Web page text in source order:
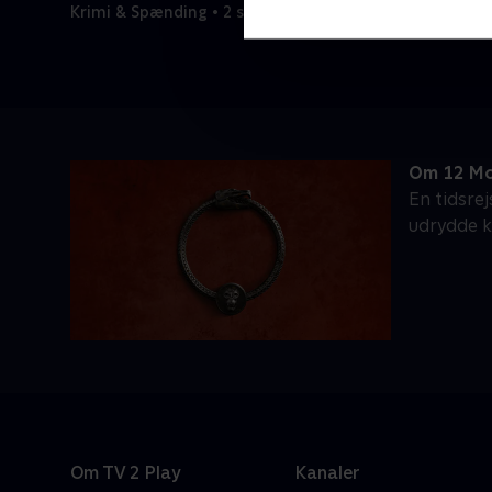
Krimi & Spænding • 2 sæsoner
Om 12
En
udrydde
Om TV 2 Play Kanaler